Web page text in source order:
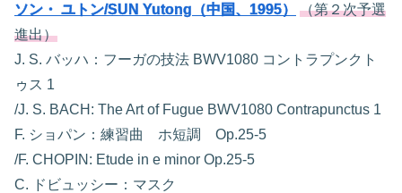
ソン・ ユトン/SUN Yutong（中国、1995）
（第２次予選
進出）
J. S. バッハ：フーガの技法 BWV1080 コントラプンクト
ゥス 1
/J. S. BACH: The Art of Fugue BWV1080 Contrapunctus 1
F. ショパン：練習曲 ホ短調 Op.25-5
/F. CHOPIN: Etude in e minor Op.25-5
C. ドビュッシー：マスク